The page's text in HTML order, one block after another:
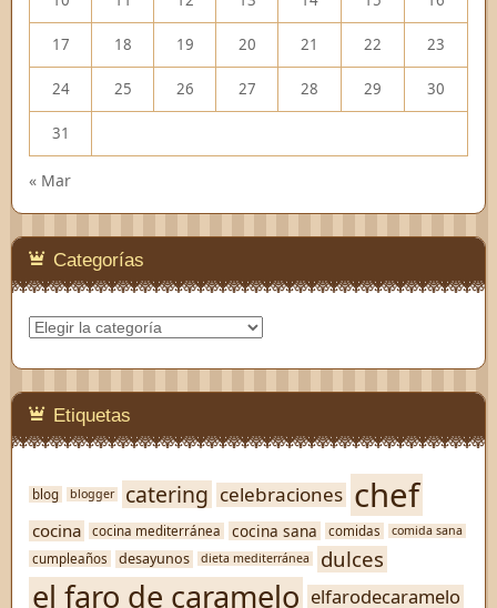
17 18 19 20 21 22 23
24 25 26 27 28 29 30
31
« Mar
Categorías
Categorías
Etiquetas
blog blogger catering celebraciones chef
cocina cocina mediterránea cocina sana comidas comida sana
cumpleaños desayunos dieta mediterránea dulces
el faro de caramelo elfarodecaramelo